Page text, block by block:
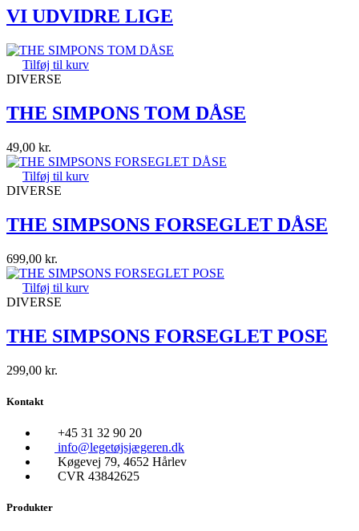
VI UDVIDRE LIGE
Tilføj til kurv
DIVERSE
THE SIMPONS TOM DÅSE
49,00 kr.
Tilføj til kurv
DIVERSE
THE SIMPSONS FORSEGLET DÅSE
699,00 kr.
Tilføj til kurv
DIVERSE
THE SIMPSONS FORSEGLET POSE
299,00 kr.
Kontakt
+45 31 32 90 20
info@legetøjsjægeren.dk
Køgevej 79, 4652 Hårlev
CVR 43842625
Produkter